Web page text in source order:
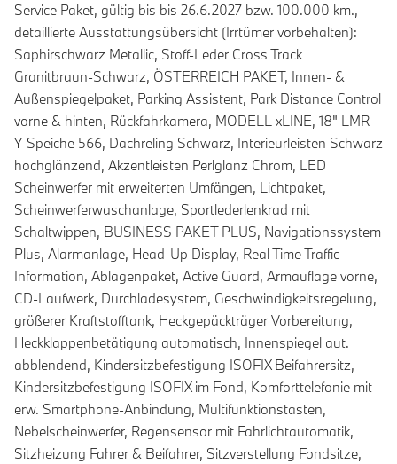
Service Paket, gültig bis bis 26.6.2027 bzw. 100.000 km.,
detaillierte Ausstattungsübersicht (Irrtümer vorbehalten):
Saphirschwarz Metallic, Stoff-Leder Cross Track
Granitbraun-Schwarz, ÖSTERREICH PAKET, Innen- &
Außenspiegelpaket, Parking Assistent, Park Distance Control
vorne & hinten, Rückfahrkamera, MODELL xLINE, 18" LMR
Y-Speiche 566, Dachreling Schwarz, Interieurleisten Schwarz
hochglänzend, Akzentleisten Perlglanz Chrom, LED
Scheinwerfer mit erweiterten Umfängen, Lichtpaket,
Scheinwerferwaschanlage, Sportlederlenkrad mit
Schaltwippen, BUSINESS PAKET PLUS, Navigationssystem
Plus, Alarmanlage, Head-Up Display, Real Time Traffic
Information, Ablagenpaket, Active Guard, Armauflage vorne,
CD-Laufwerk, Durchladesystem, Geschwindigkeitsregelung,
größerer Kraftstofftank, Heckgepäckträger Vorbereitung,
Heckklappenbetätigung automatisch, Innenspiegel aut.
abblendend, Kindersitzbefestigung ISOFIX Beifahrersitz,
Kindersitzbefestigung ISOFIX im Fond, Komforttelefonie mit
erw. Smartphone-Anbindung, Multifunktionstasten,
Nebelscheinwerfer, Regensensor mit Fahrlichtautomatik,
Sitzheizung Fahrer & Beifahrer, Sitzverstellung Fondsitze,